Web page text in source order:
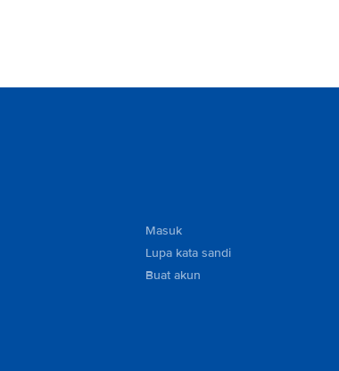
Masuk
Lupa kata sandi
Buat akun